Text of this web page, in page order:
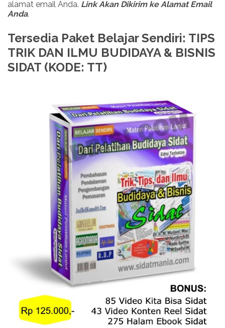
alamat email Anda. Link Akan Dikirim ke Alamat Email
Anda.
Tersedia Paket Belajar Sendiri: TIPS
TRIK DAN ILMU BUDIDAYA & BISNIS
SIDAT (KODE: TT)